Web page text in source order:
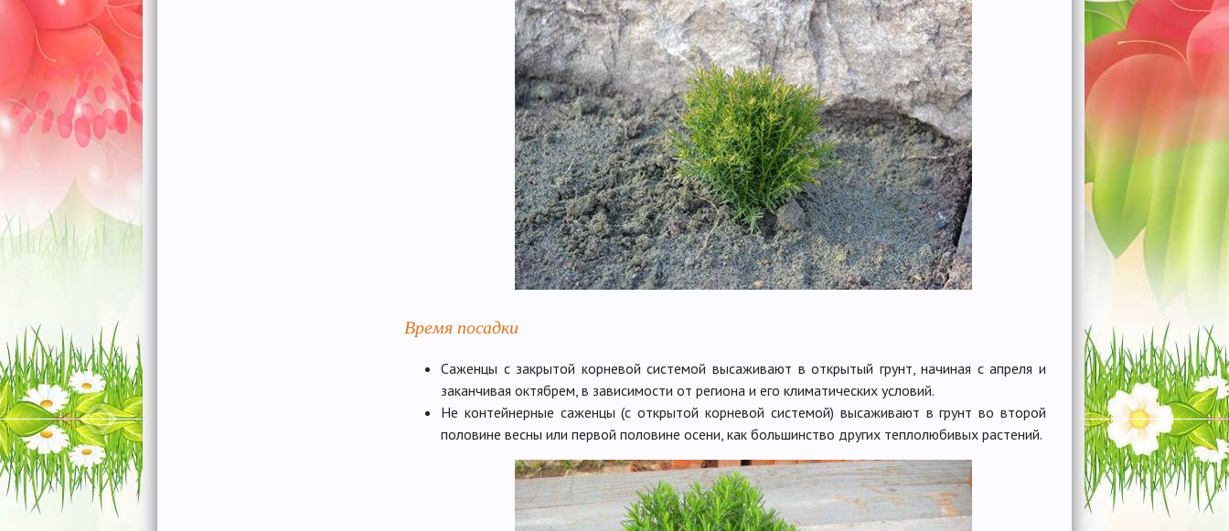
Время посадки
Саженцы с закрытой корневой системой высаживают в открытый грунт, начиная с апреля и
заканчивая октябрем, в зависимости от региона и его климатических условий.
Не контейнерные саженцы (с открытой корневой системой) высаживают в грунт во второй
половине весны или первой половине осени, как большинство других теплолюбивых растений.